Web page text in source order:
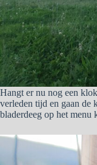
Hangt er nu nog een
verleden tijd en gaan de
bladerdeeg op het menu